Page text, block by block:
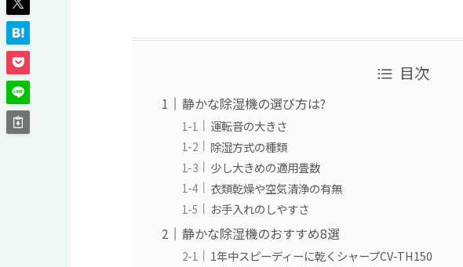
目次
静かな除湿機の選び方は?
運転音の大きさ
除湿方式の種類
少し大きめの適用畳数
衣類乾燥や空気清浄の有無
お手入れのしやすさ
静かな除湿機のおすすめ8選
1年中スピーディーに乾くシャープCV-TH150